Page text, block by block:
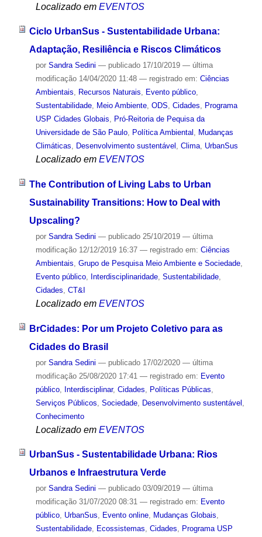
Localizado em EVENTOS
Ciclo UrbanSus - Sustentabilidade Urbana:
Adaptação, Resiliência e Riscos Climáticos
por Sandra Sedini — publicado17/10/2019 — última
modificação14/04/2020 11:48 — registrado em: Ciências
Ambientais, Recursos Naturais, Evento público,
Sustentabilidade, Meio Ambiente, ODS, Cidades, Programa
USP Cidades Globais, Pró-Reitoria de Pequisa da
Universidade de São Paulo, Política Ambiental , Mudanças
Climáticas, Desenvolvimento sustentável , Clima, UrbanSus
Localizado em EVENTOS
The Contribution of Living Labs to Urban
Sustainability Transitions: How to Deal with
Upscaling?
por Sandra Sedini — publicado25/10/2019 — última
modificação12/12/2019 16:37 — registrado em: Ciências
Ambientais, Grupo de Pesquisa Meio Ambiente e Sociedade,
Evento público, Interdisciplinaridade, Sustentabilidade,
Cidades, CT&I
Localizado em EVENTOS
BrCidades: Por um Projeto Coletivo para as
Cidades do Brasil
por Sandra Sedini — publicado17/02/2020 — última
modificação25/08/2020 17:41 — registrado em: Evento
público, Interdisciplinar, Cidades Políticas Públicas
Serviços Públicos Sociedade, Desenvolvimento sustentável
Conhecimento
Localizado em EVENTOS
UrbanSus - Sustentabilidade Urbana: Rios
Urbanos e Infraestrutura Verde
por Sandra Sedini — publicado03/09/2019 — última
modificação31/07/2020 08:31 — registrado em: Evento
público, UrbanSus, Evento online, Mudanças Globais,
Sustentabilidade, Ecossistemas, Cidades, Programa USP